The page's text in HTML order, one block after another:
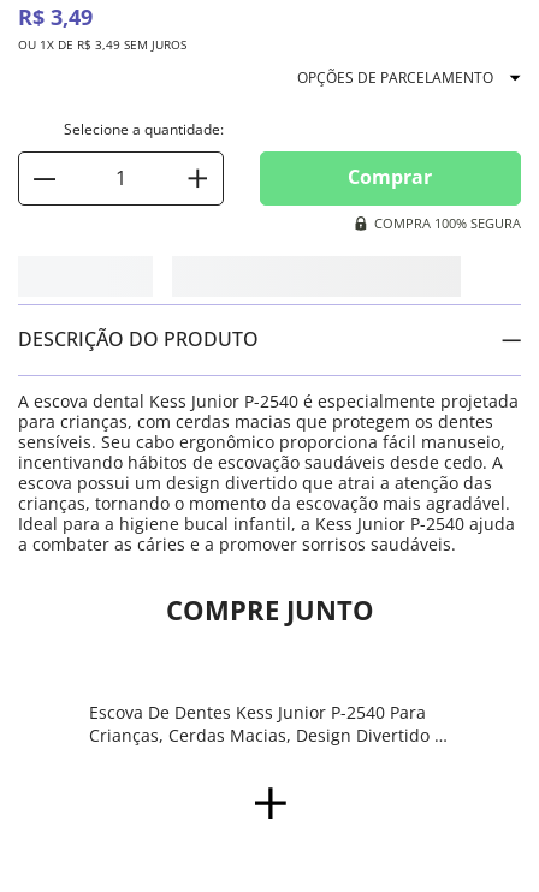
R$ 3,49
OU 1X DE R$ 3 49 SEM JUROS
OPÇÕES DE PARCELAMENTO
Comprar
COMPRA 100% SEGURA
DESCRIÇÃO DO PRODUTO
A escova dental Kess Junior P-2540 é especialmente projetada
para crianças, com cerdas macias que protegem os dentes
sensíveis. Seu cabo ergonômico proporciona fácil manuseio,
incentivando hábitos de escovação saudáveis desde cedo. A
escova possui um design divertido que atrai a atenção das
crianças, tornando o momento da escovação mais agradável.
Ideal para a higiene bucal infantil, a Kess Junior P-2540 ajuda
a combater as cáries e a promover sorrisos saudáveis.
COMPRE JUNTO